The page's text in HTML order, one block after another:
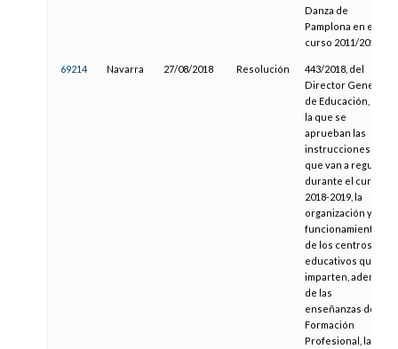
Danza de
Pamplona en el
curso 2011/2012
69214 Navarra 27/08/2018 Resolución
443/2018, del
Director General
de Educación, por
la que se
aprueban las
instrucciones
que van a regular,
durante el curso
2018-2019, la
organización y el
funcionamiento
de los centros
educativos que
imparten, además
de las
enseñanzas de
Formación
Profesional, las